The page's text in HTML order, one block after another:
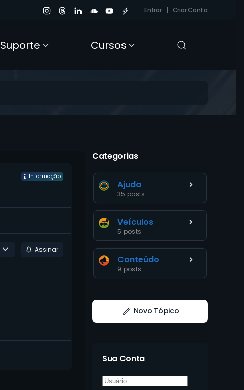
Entrar Criar Conta
Suporte Cursos
Informação
Assinar
Categorias
Ajuda
35 posts
Veículos
5 posts
Conteúdo
9 posts
Novo Tópico
Sua Conta